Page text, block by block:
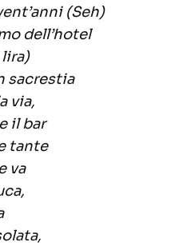
(Seh)
dell’hotel
lira)
sacrestia
via,
il bar
tante
va